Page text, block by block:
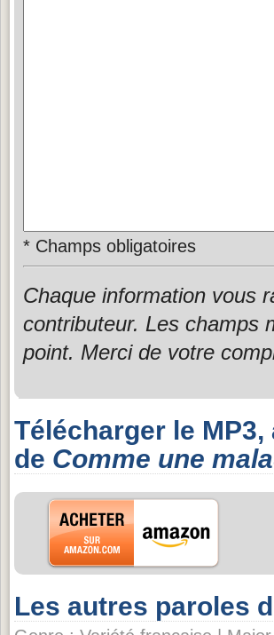
* Champs obligatoires
Chaque information vous
contributeur. Les champs
point. Merci de votre
Télécharger le
de Comme une
Les autres paroles